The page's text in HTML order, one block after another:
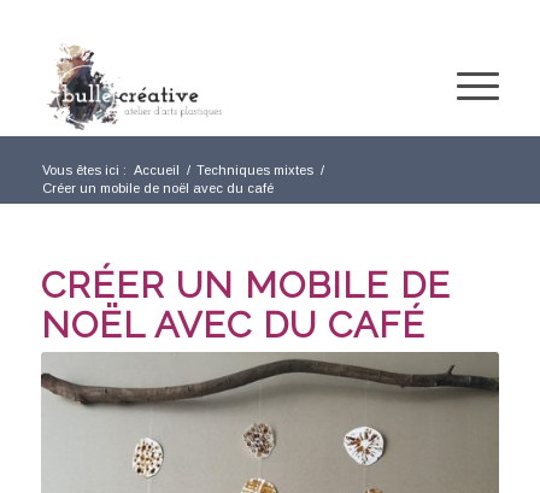
Vous êtes ici : Accueil / Techniques mixtes /
Créer un mobile de noël avec du café
CRÉER UN MOBILE DE
NOËL AVEC DU CAFÉ